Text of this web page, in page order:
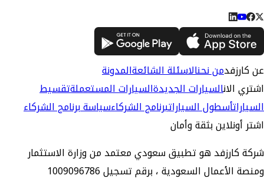
عن كارزفدمن نحنالاسئلة الشائعةالمدونة
اشتري الانالسيارات الجديدةالسيارات المستعملةتقسيط
السياراتأسطول السياراتبرنامج الشركاءسياسة برنامج الشركاء
اشتر أونلاين بثقة وأمان
شركة كارزفد هو تطبيق سعودي معتمد من وزارة الاستثمار
ومنصة الأعمال السعودية ، برقم تسجيل 1009096786